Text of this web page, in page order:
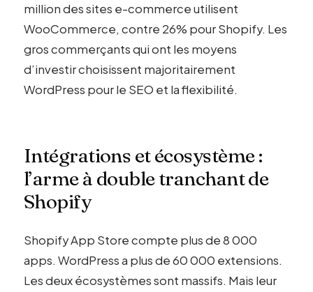
million des sites e-commerce utilisent
WooCommerce, contre 26% pour Shopify. Les
gros commerçants qui ont les moyens
d’investir choisissent majoritairement
WordPress pour le SEO et la flexibilité.
Intégrations et écosystème :
l’arme à double tranchant de
Shopify
Shopify App Store compte plus de 8 000
apps. WordPress a plus de 60 000 extensions.
Les deux écosystèmes sont massifs. Mais leur